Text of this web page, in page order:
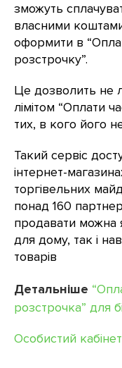
зможуть
власними
оформити в
розстрочку”.
Це дозволить не
лімітом “Оплати
тих, в кого його
Такий сервіс
інтернет-
торгівельних
понад 160
продавати можна
для дому, так і
товарів
Детальніше
розстрочка” для
Особистий